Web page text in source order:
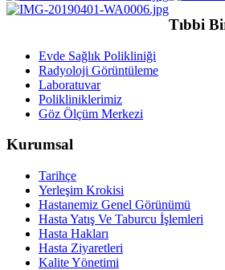
Tıbbi
Evde Sağlık Polikliniği
Radyoloji Görüntüleme
Laboratuvar
Polikliniklerimiz
Göz Ölçüm Merkezi
Kurumsal
Tarihçe
Yerleşim Krokisi
Hastanemiz Genel Görünümü
Hasta Yatış Ve Taburcu İşlemleri
Hasta Hakları
Hasta Ziyaretleri
Kalite Yönetimi